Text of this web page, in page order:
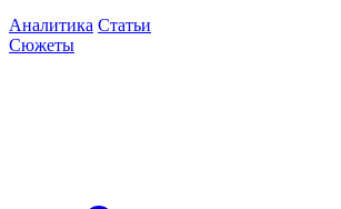
Аналитика Статьи
Сюжеты